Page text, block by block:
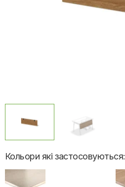
Кольори які застосовуються: